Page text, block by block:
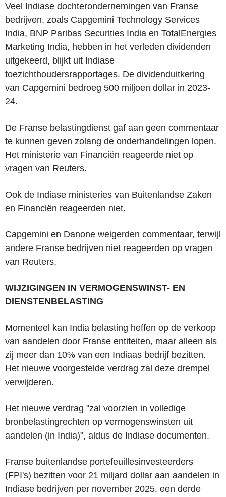
Veel Indiase dochterondernemingen van Franse
bedrijven, zoals Capgemini Technology Services
India, BNP Paribas Securities India en TotalEnergies
Marketing India, hebben in het verleden dividenden
uitgekeerd, blijkt uit Indiase
toezichthoudersrapportages. De dividenduitkering
van Capgemini bedroeg 500 miljoen dollar in 2023-
24.
De Franse belastingdienst gaf aan geen commentaar
te kunnen geven zolang de onderhandelingen lopen.
Het ministerie van Financiën reageerde niet op
vragen van Reuters.
Ook de Indiase ministeries van Buitenlandse Zaken
en Financiën reageerden niet.
Capgemini en Danone weigerden commentaar, terwijl
andere Franse bedrijven niet reageerden op vragen
van Reuters.
WIJZIGINGEN IN VERMOGENSWINST- EN
DIENSTENBELASTING
Momenteel kan India belasting heffen op de verkoop
van aandelen door Franse entiteiten, maar alleen als
zij meer dan 10% van een Indiaas bedrijf bezitten.
Het nieuwe voorgestelde verdrag zal deze drempel
verwijderen.
Het nieuwe verdrag "zal voorzien in volledige
bronbelastingrechten op vermogenswinsten uit
aandelen (in India)", aldus de Indiase documenten.
Franse buitenlandse portefeuillesinvesteerders
(FPI's) bezitten voor 21 miljard dollar aan aandelen in
Indiase bedrijven per november 2025, een derde